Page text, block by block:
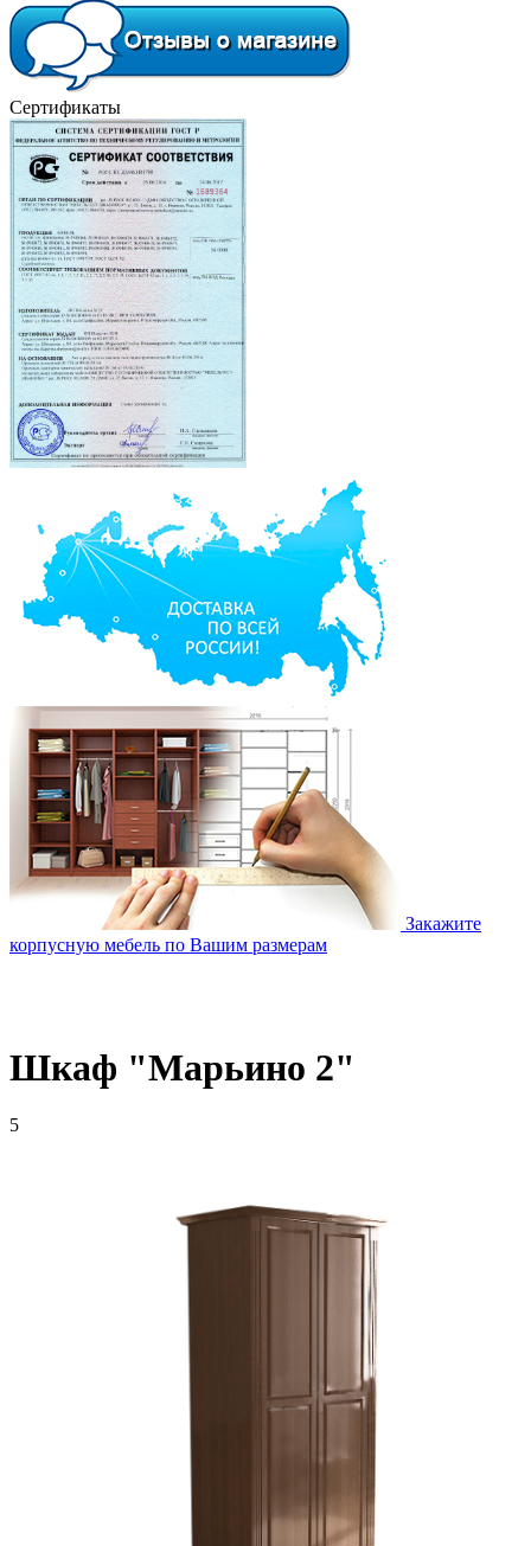
Сертификаты
Закажите
корпусную мебель по Вашим размерам
Шкаф "Марьино 2"
5